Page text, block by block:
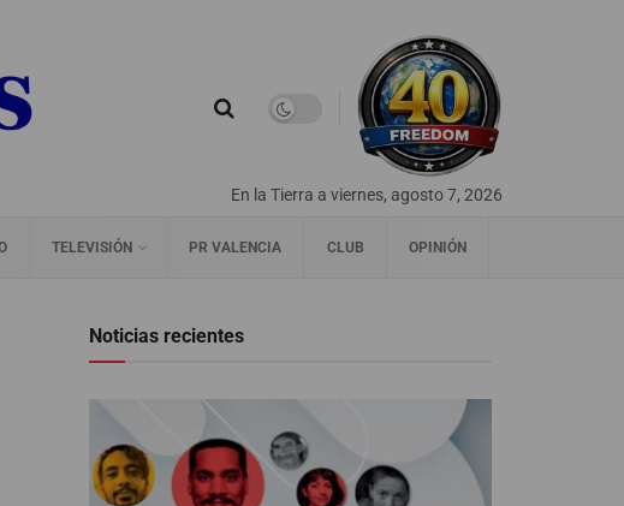
En la Tierra a viernes, agosto 7, 2026
TELEVISIÓN PR VALENCIA CLUB OPINIÓN
Noticias recientes